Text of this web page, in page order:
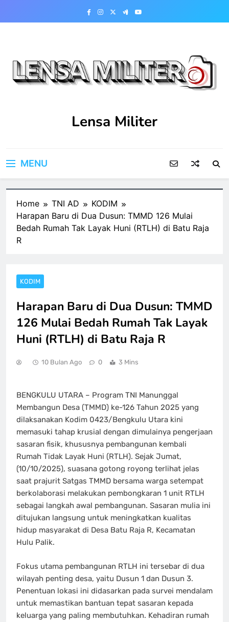
Lensa Militer
MENU
Home TNI AD
KODIM
Harapan Baru di Dua Dusun: TMMD 126 Mulai
Bedah Rumah Tak Layak Huni (RTLH) di Batu Raja
R
KODIM
Harapan Baru di Dua Dusun: TMMD
126 Mulai Bedah Rumah Tak Layak
Huni (RTLH) di Batu Raja R
10 Bulan Ago 0 3 Mins
BENGKULU UTARA – Program TNI Manunggal
Membangun Desa (TMMD) ke-126 Tahun 2025 yang
dilaksanakan Kodim 0423/Bengkulu Utara kini
memasuki tahap krusial dengan dimulainya pengerjaan
sasaran fisik, khususnya pembangunan kembali
Rumah Tidak Layak Huni (RTLH). Sejak Jumat,
(10/10/2025), suasana gotong royong terlihat jelas
saat prajurit Satgas TMMD bersama warga setempat
berkolaborasi melakukan pembongkaran 1 unit RTLH
sebagai langkah awal pembangunan. Sasaran mulia ini
ditujukan langsung untuk meningkatkan kualitas
hidup masyarakat di Desa Batu Raja R, Kecamatan
Hulu Palik.
Fokus utama pembangunan RTLH ini tersebar di dua
wilayah penting desa, yaitu Dusun 1 dan Dusun 3.
Penentuan lokasi ini didasarkan pada survei mendalam
untuk memastikan bantuan tepat sasaran kepada
keluarga yang paling membutuhkan. Kehadiran rumah